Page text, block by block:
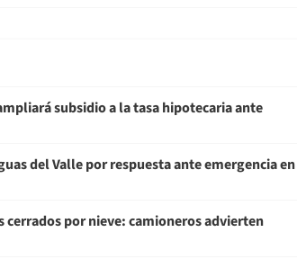
subsidio a la tasa hipotecaria ante
del Valle por respuesta ante emergencia en
cerrados por nieve: camioneros advierten